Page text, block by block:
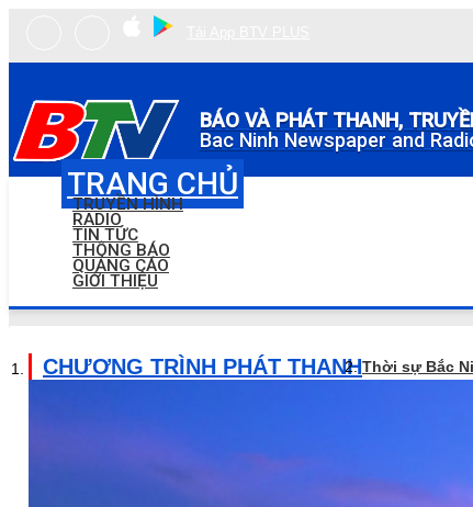
BÁO VÀ PHÁT THANH,
Bac Ninh Newspaper and
TRANG CHỦ
TRUYỀN HÌNH
RADIO
TIN TỨC
THÔNG BÁO
QUẢNG CÁO
GIỚI THIỆU
CHƯƠNG TRÌNH PHÁT THANHThời sự Bắc